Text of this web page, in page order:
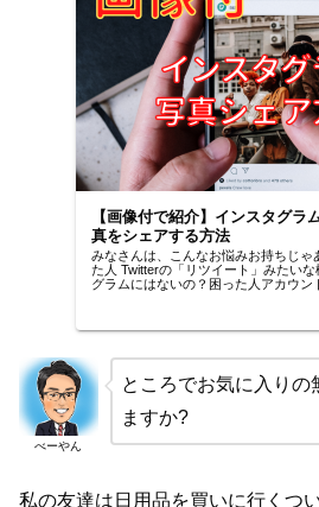
【画像付で紹介】インスタグラ
真をシェアする方法
みなさんは、こんなお悩みお持ちじゃ
た人 Twitterの「リツイート」みたい
グラムにはないの？困った人アカウン
たい時はどうすればいい？この記事
べーやん
ところでお気に入りの
ますか?
私の友達は日用品を買いに行くつ